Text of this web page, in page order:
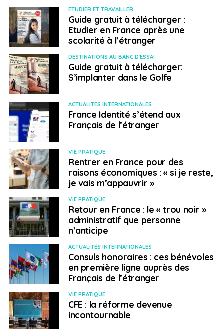
Japon. S’il n’y a pas de visa de travail au Japon, de
nombreux titres de séjours existent : chaque statut de
résident est limité dans le temps et définit la période de
validité du visa.
Le salaire horaire minimum garanti varie selon les
régions. Le maximum national est de 888 yens pour la
préfecture de Tokyo. On travaille quarante heures par
semaine et les congés annuels sont de dix jours par an,
une durée qui s’allonge en fonction de son ancienneté
dans l’entreprise.
› Trouver un emploi
Le sitewww.gaijinpot.compropose de nombreuses
offres d’emploi pour les étrangers. Vous pouvez aussi
formation professionnelle de Tokyo (www.afj-
japon.org) et le site dédié de l’agence pour l’emploi
japonais :jsite.mhlw.go.jp.
Vous pouvez aussi consulter le site
www.kimiwillbe.com,www.visajapon.comainsi que la
Chambre de commerce : www.ccifj.or.jp
› Les secteurs porteurs d'emploi
ETUDIER ET TRAVAILLER
Guide gratuit à télécharger :
Etudier en France après une
scolarité à l’étranger
DESTINATIONS AU BANC D'ESSAI
Guide gratuit à télécharger:
S’implanter dans le Golfe
ACTUALITÉS INTERNATIONALES
France Identité s’étend aux
Français de l’étranger
VIE PRATIQUE
Rentrer en France pour des
raisons économiques : « si je reste,
je vais m’appauvrir »
VIE PRATIQUE
Retour en France : le « trou noir »
administratif que personne
n’anticipe
ACTUALITÉS INTERNATIONALES
Consuls honoraires : ces bénévoles
en première ligne auprès des
Français de l’étranger
VIE PRATIQUE
CFE : la réforme devenue
incontournable